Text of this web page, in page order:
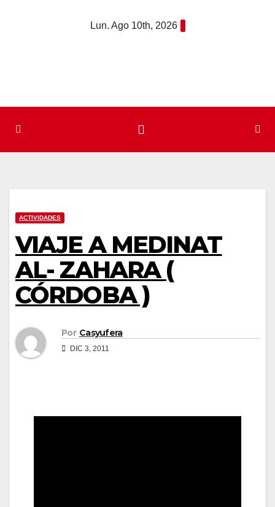
Lun. Ago 10th, 2026
ACTIVIDADES
VIAJE A MEDINAT
AL- ZAHARA (
CÓRDOBA )
Por Casyufera
DIC 3, 2011